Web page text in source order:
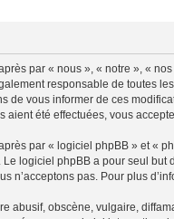
par « nous », « notre », «
responsable de toutes
de vous informer de ces
été effectuées, vous
par « logiciel phpBB » et «
Le logiciel phpBB a pour seul but
n’acceptons pas. Pour plus
abusif, obscène, vulgaire,